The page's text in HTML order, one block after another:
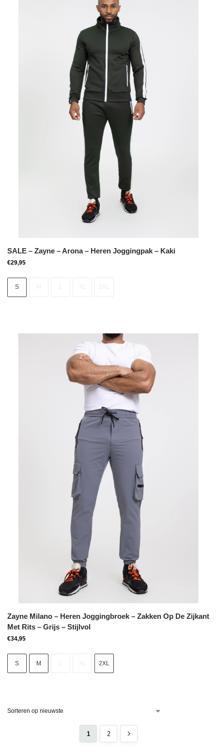
SALE – Zayne – Arona – Heren Joggingpak – Kaki
€29,95
S
Zayne Milano – Heren Joggingbroek – Zakken Op De Zijkant
Met Rits – Grijs – Stijlvol
€34,95
S M 2XL
1 2